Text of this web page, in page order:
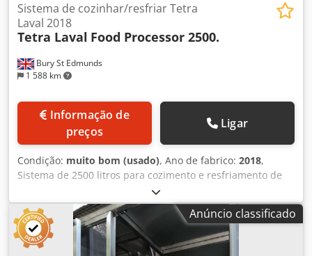
Bury St Edmunds
1 588 km
Sistema de cozinhar/resfriar Tetra
Laval 2018
Tetra Laval Food Processor 2500.
preços
Ligar
Condição: muito bom (usado), Ano de fabrico: 2018,
Sistema de 2500 litros para cozimento e resfriamento de
refeições prontas, sopas, caldos, preparações de frutas,
compotas e marmeladas, pratos tradicionais e
internacionais, molhos e pastas, confeitaria. Instalado
novo em 2018 a um custo superior a £450.000. Dedpfxjw
Rn S Uj Apwewa
Anúncio classificado